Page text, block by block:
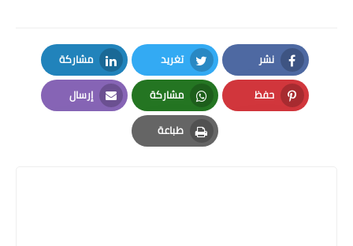
نشر
Facebook
تغريد
Twitter
مشاركة
LinkedIn
حفظ
Pinterest
مشاركة
Whatsapp
إرسال
Email
طباعة
Print